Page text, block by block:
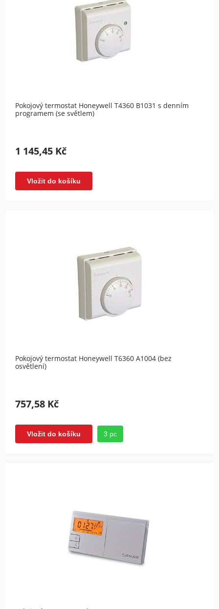
Pokojový termostat Honeywell T4360 B1031 s denním
programem (se světlem)
1 145,45 Kč
Vložit do košíku
Pokojový termostat Honeywell T6360 A1004 (bez
osvětlení)
757,58 Kč
Vložit do košíku 3 pc